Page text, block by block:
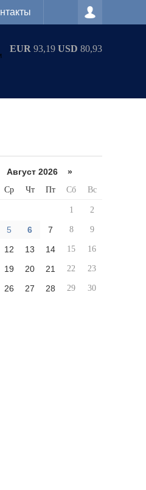
EUR 93,19 USD 80,93
Август 2026 »
Ср Чт Пт Сб Вс
1 2
5 6 7 8 9
12 13 14 15 16
19 20 21 22 23
26 27 28 29 30